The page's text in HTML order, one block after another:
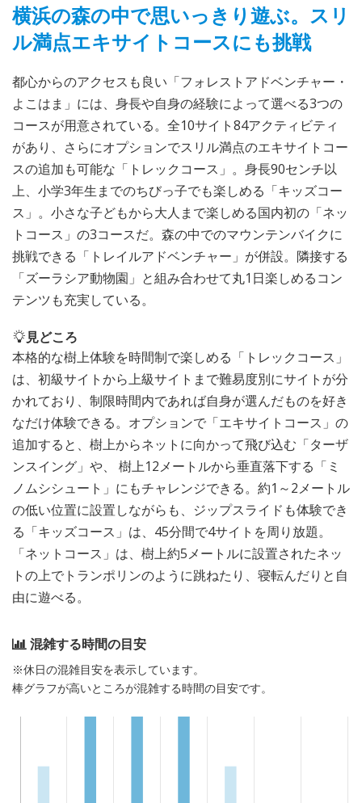
横浜の森の中で思いっきり遊ぶ。スリ
ル満点エキサイトコースにも挑戦
都心からのアクセスも良い「フォレストアドベンチャー・
よこはま」には、身長や自身の経験によって選べる3つの
コースが用意されている。全10サイト84アクティビティ
があり、さらにオプションでスリル満点のエキサイトコー
スの追加も可能な「トレックコース」。身長90センチ以
上、小学3年生までのちびっ子でも楽しめる「キッズコー
ス」。小さな子どもから大人まで楽しめる国内初の「ネッ
トコース」の3コースだ。森の中でのマウンテンバイクに
挑戦できる「トレイルアドベンチャー」が併設。隣接する
「ズーラシア動物園」と組み合わせて丸1日楽しめるコン
テンツも充実している。
見どころ
本格的な樹上体験を時間制で楽しめる「トレックコース」
は、初級サイトから上級サイトまで難易度別にサイトが分
かれており、制限時間内であれば自身が選んだものを好き
なだけ体験できる。オプションで「エキサイトコース」の
追加すると、樹上からネットに向かって飛び込む「ターザ
ンスイング」や、 樹上12メートルから垂直落下する「ミ
ノムシシュート」にもチャレンジできる。約1～2メートル
の低い位置に設置しながらも、ジップスライドも体験でき
る「キッズコース」は、45分間で4サイトを周り放題。
「ネットコース」は、樹上約5メートルに設置されたネッ
トの上でトランポリンのように跳ねたり、寝転んだりと自
由に遊べる。
混雑する時間の目安
※休日の混雑目安を表示しています。
棒グラフが高いところが混雑する時間の目安です。